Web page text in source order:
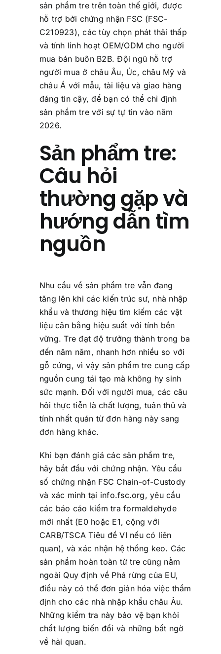
sản phẩm tre trên toàn thế giới, được
hỗ trợ bởi chứng nhận FSC (FSC-
C210923), các tùy chọn phát thải thấp
và tính linh hoạt OEM/ODM cho người
mua bán buôn B2B. Đội ngũ hỗ trợ
người mua ở châu Âu, Úc, châu Mỹ và
châu Á với mẫu, tài liệu và giao hàng
đáng tin cậy, để bạn có thể chỉ định
sản phẩm tre với sự tự tin vào năm
2026.
Sản phẩm tre:
Câu hỏi
thường gặp và
hướng dẫn tìm
nguồn
Nhu cầu về sản phẩm tre vẫn đang
tăng lên khi các kiến trúc sư, nhà nhập
khẩu và thương hiệu tìm kiếm các vật
liệu cân bằng hiệu suất với tính bền
vững. Tre đạt độ trưởng thành trong ba
đến năm năm, nhanh hơn nhiều so với
gỗ cứng, vì vậy sản phẩm tre cung cấp
nguồn cung tái tạo mà không hy sinh
sức mạnh. Đối với người mua, các câu
hỏi thực tiễn là chất lượng, tuân thủ và
tính nhất quán từ đơn hàng này sang
đơn hàng khác.
Khi bạn đánh giá các sản phẩm tre,
hãy bắt đầu với chứng nhận. Yêu cầu
số chứng nhận FSC Chain-of-Custody
và xác minh tại info.fsc.org, yêu cầu
các báo cáo kiểm tra formaldehyde
mới nhất (E0 hoặc E1, cộng với
CARB/TSCA Tiêu đề VI nếu có liên
quan), và xác nhận hệ thống keo. Các
sản phẩm hoàn toàn từ tre cũng nằm
ngoài Quy định về Phá rừng của EU,
điều này có thể đơn giản hóa việc thẩm
định cho các nhà nhập khẩu châu Âu.
Những kiểm tra này bảo vệ bạn khỏi
chất lượng biến đổi và những bất ngờ
về hải quan.